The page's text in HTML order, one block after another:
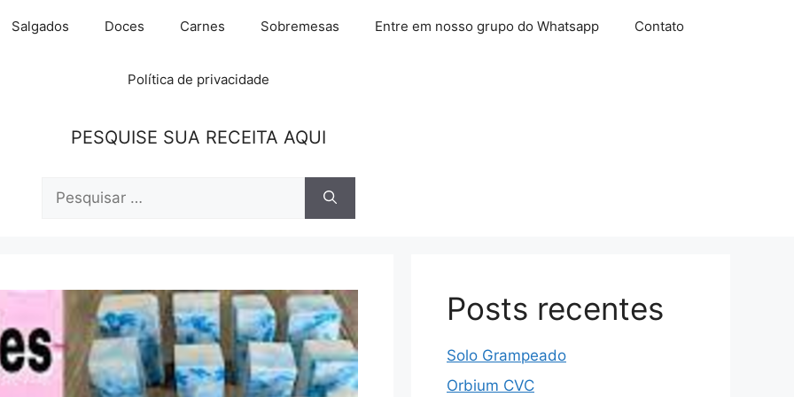
Salgados Doces Carnes Sobremesas Entre em nosso grupo do Whatsapp Contato
Política de privacidade
PESQUISE SUA RECEITA AQUI
Pesquisar
Posts recentes
Solo Grampeado
Orbium CVC